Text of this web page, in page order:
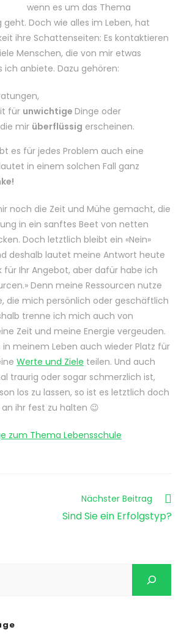
wenn es um das Thema
Doch wie alles im Leben, hat
ihre Schattenseiten: Es kontaktieren
Menschen, die von mir etwas
ich anbiete. Dazu gehören:
für unwichtige Dinge oder
mir überflüssig erscheinen.
es für jedes Problem auch eine
in einem solchen Fall ganz
noch die Zeit und Mühe gemacht, die
in ein sanftes Beet von netten
Doch letztlich bleibt ein «Nein»
deshalb lautet meine Antwort heute
für Ihr Angebot, aber dafür habe ich
Denn meine Ressourcen nutze
die mich persönlich oder geschäftlich
trenne ich mich auch von
Zeit und meine Energie vergeuden.
meinem Leben auch wieder Platz für
Werte und Ziele teilen. Und auch
traurig oder sogar schmerzlich ist,
los zu lassen, so ist es letztlich doch
ihr fest zu halten 😉
zum Thema Lebensschule
Nächster Beitrag
Sind Sie ein Erfolgstyp?